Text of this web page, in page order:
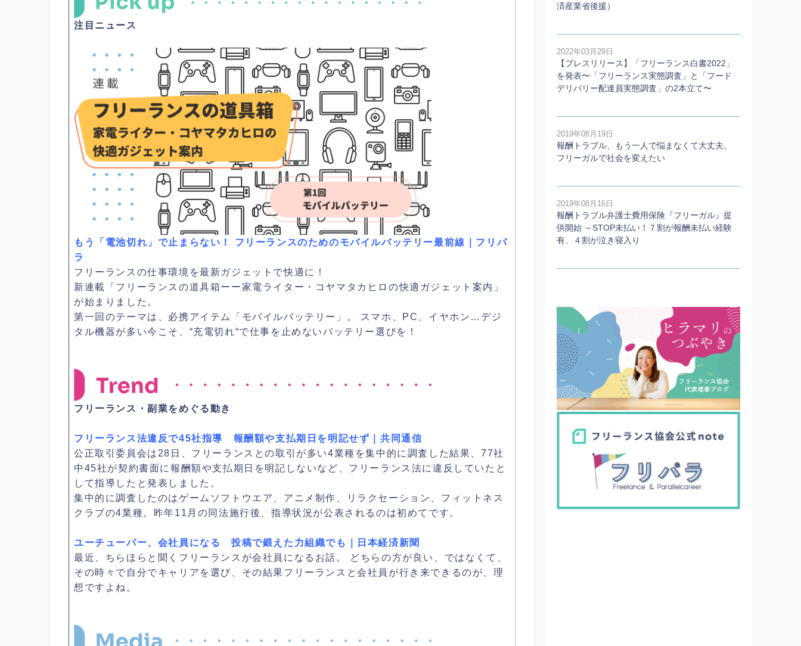
注目ニュース
もう「電池切れ」で止まらない！ フリーランスのためのモバイルバッテリー最前線｜フリパ
ラ
フリーランスの仕事環境を最新ガジェットで快適に！
新連載「フリーランスの道具箱ーー家電ライター・コヤマタカヒロの快適ガジェット案内」
が始まりました。
第一回のテーマは、必携アイテム「モバイルバッテリー」。 スマホ、PC、イヤホン…デジ
タル機器が多い今こそ、“充電切れ“で仕事を止めないバッテリー選びを！
フリーランス・副業をめぐる動き
フリーランス法違反で45社指導 報酬額や支払期日を明記せず｜共同通信
公正取引委員会は28日、フリーランスとの取引が多い4業種を集中的に調査した結果、77社
中45社が契約書面に報酬額や支払期日を明記しないなど、フリーランス法に違反していたと
して指導したと発表しました。
集中的に調査したのはゲームソフトウエア、アニメ制作、リラクセーション、フィットネス
クラブの4業種。昨年11月の同法施行後、指導状況が公表されるのは初めてです。
ユーチューバー、会社員になる 投稿で鍛えた力組織でも｜日本経済新聞
最近、ちらほらと聞くフリーランスが会社員になるお話。 どちらの方が良い、ではなくて、
その時々で自分でキャリアを選び、その結果フリーランスと会社員が行き来できるのが、理
想ですよね。
済産業省後援）
2022年03月29日
【プレスリリース】「フリーランス白書2022」
を発表〜「フリーランス実態調査」と「フード
デリバリー配達員実態調査」の2本⽴て〜
2019年08月19日
報酬トラブル、もう一人で悩まなくて大丈夫。
フリーガルで社会を変えたい
2019年08月16日
報酬トラブル弁護士費用保険『フリーガル』提
供開始 ～STOP未払い！７割が報酬未払い経験
有、４割が泣き寝入り